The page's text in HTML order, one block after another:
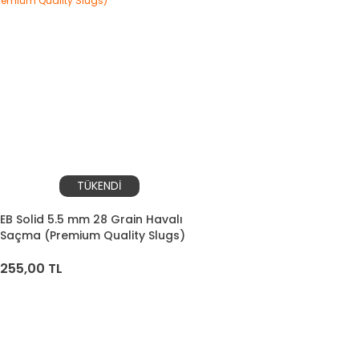
TÜKENDİ
EB Solid 5.5 mm 28 Grain Havalı
Saçma (Premium Quality Slugs)
255,00 TL